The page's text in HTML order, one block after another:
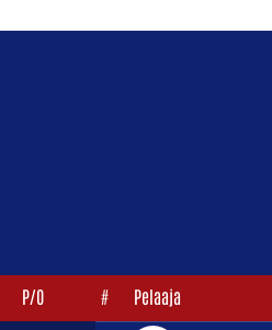
P/O # Pelaaja